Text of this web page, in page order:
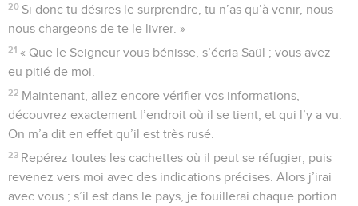
20 Si donc tu désires le surprendre, tu n’as qu’à venir, nous
nous chargeons de te le livrer. » –
21 « Que le Seigneur vous bénisse, s’écria Saül ; vous avez
eu pitié de moi.
22 Maintenant, allez encore vérifier vos informations,
découvrez exactement l’endroit où il se tient, et qui l’y a vu.
On m’a dit en effet qu’il est très rusé.
23 Repérez toutes les cachettes où il peut se réfugier, puis
revenez vers moi avec des indications précises. Alors j’irai
avec vous ; s’il est dans le pays, je fouillerai chaque portion